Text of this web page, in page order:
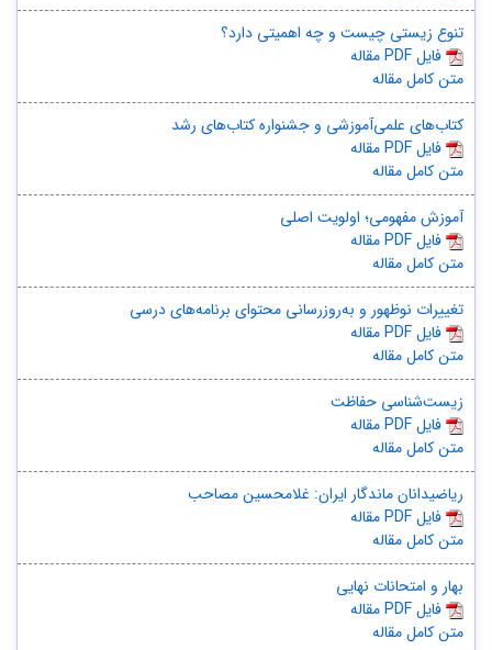
تنوع زیستی چیست و چه اهمیتی دارد؟
مقاله PDF فایل
متن کامل مقاله
کتاب‌های علمی‌آموزشی و جشنواره کتاب‌های رشد
مقاله PDF فایل
متن کامل مقاله
آموزش مفهومی؛ اولویت اصلی
مقاله PDF فایل
متن کامل مقاله
تغییرات نوظهور و به‌روزرسانی محتوای برنامه‌های درسی
مقاله PDF فایل
متن کامل مقاله
زیست‌شناسی حفاظت
مقاله PDF فایل
متن کامل مقاله
ریاضیدانان ماندگار ایران: غلامحسین مصاحب
مقاله PDF فایل
متن کامل مقاله
بهار و امتحانات نهایی
مقاله PDF فایل
متن کامل مقاله